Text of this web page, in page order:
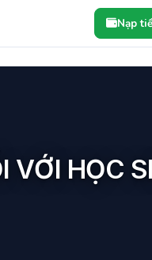
Nạp
VỚI HỌC